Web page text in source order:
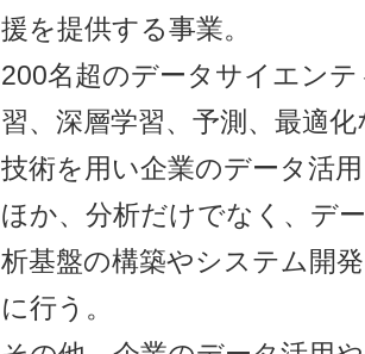
援を提供する事業。
200名超のデータサイエン
習、深層学習、予測、最適
技術を用い企業のデータ活
ほか、分析だけでなく、デ
析基盤の構築やシステム開
に行う。